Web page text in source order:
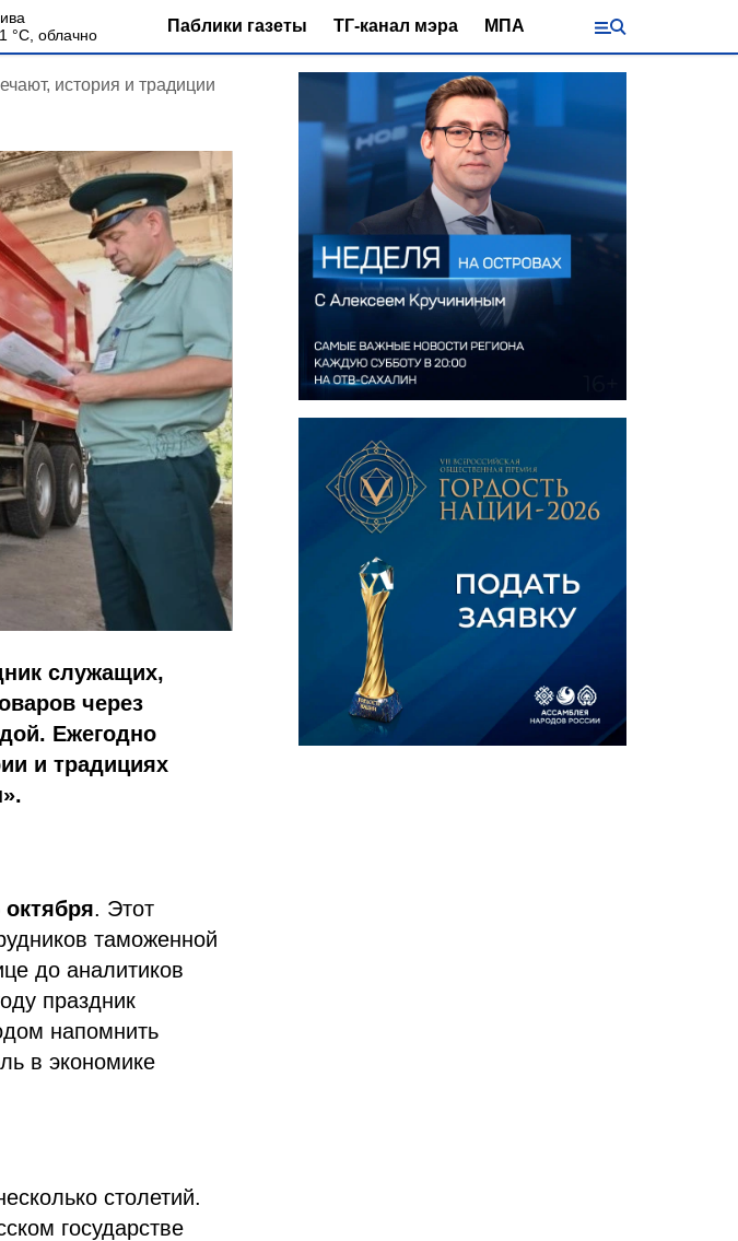
°С, облачно Паблики газеты ТГ-канал мэра МПА
история и традиции
служащих,
через
Ежегодно
и традициях
октября. Этот
таможенной
до аналитиков
праздник
напомнить
в экономике
столетий.
государстве